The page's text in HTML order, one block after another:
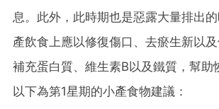
息。此外，此時期也是惡露大量排出
產飲食上應以修復傷口、去瘀生新以
補充蛋白質、維生素B以及鐵質，幫助
以下為第1星期的小產食物建議：